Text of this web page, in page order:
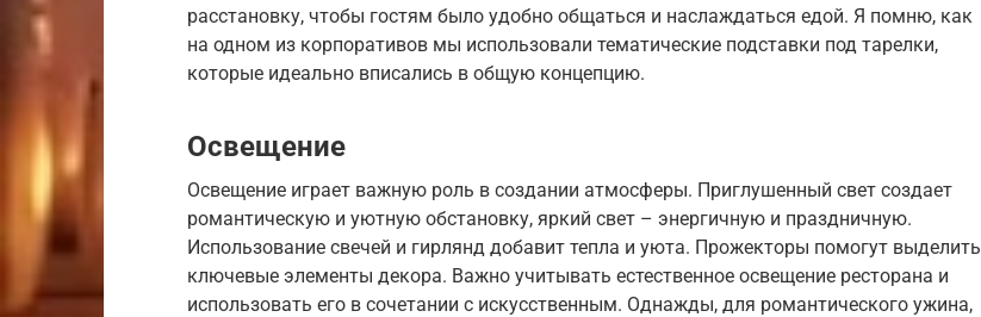
расстановку, чтобы гостям было удобно общаться и наслаждаться едой. Я помню, как
на одном из корпоративов мы использовали тематические подставки под тарелки,
которые идеально вписались в общую концепцию.
Освещение
Освещение играет важную роль в создании атмосферы. Приглушенный свет создает
романтическую и уютную обстановку, яркий свет – энергичную и праздничную.
Использование свечей и гирлянд добавит тепла и уюта. Прожекторы помогут выделить
ключевые элементы декора. Важно учитывать естественное освещение ресторана и
использовать его в сочетании с искусственным. Однажды, для романтического ужина,